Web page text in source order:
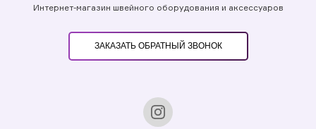
Интернет-магазин швейного оборудования и аксессуаров
ЗАКАЗАТЬ ОБРАТНЫЙ ЗВОНОК